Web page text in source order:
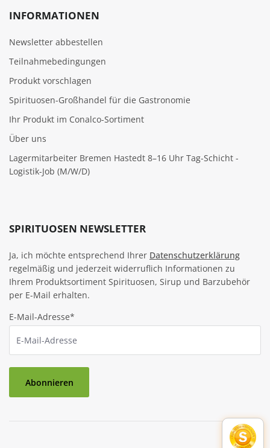
INFORMATIONEN
Newsletter abbestellen
Teilnahmebedingungen
Produkt vorschlagen
Spirituosen-Großhandel für die Gastronomie
Ihr Produkt im Conalco-Sortiment
Über uns
Lagermitarbeiter Bremen Hastedt 8–16 Uhr Tag-Schicht -
Logistik-Job (M/W/D)
SPIRITUOSEN NEWSLETTER
Ja, ich möchte entsprechend Ihrer Datenschutzerklärung
regelmäßig und jederzeit widerruflich Informationen zu
Ihrem Produktsortiment Spirituosen, Sirup und Barzubehör
per E-Mail erhalten.
E-Mail-Adresse*
Abonnieren